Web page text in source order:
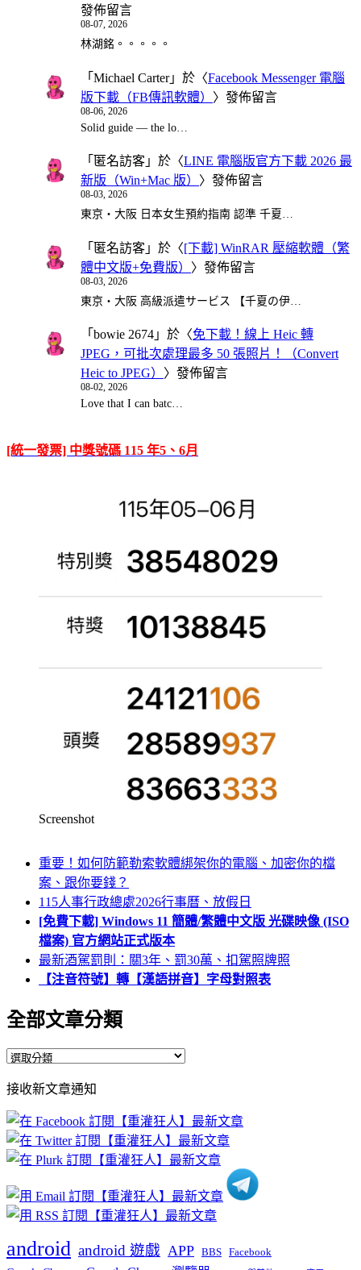
發佈留言
08-07, 2026
林湖銘。。。。。
「 Michael Carter」於〈Facebook Messenger 電腦
版下載（FB傳訊軟體） 〉發佈留言
08-06, 2026
Solid guide — the lo…
「 匿名訪客 」於〈LINE 電腦版官方下載 2026 最
新版（Win+Mac 版） 〉發佈留言
08-03, 2026
東京・大阪 日本女生預約指南 認準 千夏…
「 匿名訪客 」於〈[下載] WinRAR 壓縮軟體（繁
體中文版+免費版） 〉發佈留言
08-03, 2026
東京・大阪 高級派遣サービス 【千夏の伊…
「 bowie 2674 」於〈免下載！線上 Heic 轉
JPEG，可批次處理最多 50 張照片！（Convert
Heic to JPEG） 〉發佈留言
08-02, 2026
Love that I can batc…
[統一發票] 中獎號碼 115 年5、6月
Screenshot
重要！如何防範勒索軟體綁架你的電腦、加密你的檔
案、跟你要錢？
115人事行政總處2026行事曆、放假日
[免費下載] Windows 11 簡體/繁體中文版 光碟映像 (ISO
檔案) 官方網站正式版本
最新酒駕罰則：關3年、罰30萬、扣駕照牌照
【注音符號】轉【漢語拼音】字母對照表
全部文章分類
全
文
章
分
類
接收新文章通知
android android 遊戲 APP BBS Facebook